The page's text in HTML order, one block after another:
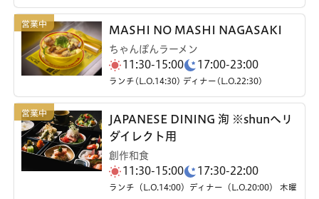
MASHI NO MASHI NAGASAKI
ちゃんぽんラーメン
11:30-15:00 17:00-23:00
ランチ(L.O.14:30) ディナー(L.O.22:30)
JAPANESE DINING 洵 ※shunへリ
ダイレクト用
創作和食
11:30-15:00 17:30-22:00
ランチ（L.O.14:00）ディナー（L.O.20:00） 木曜